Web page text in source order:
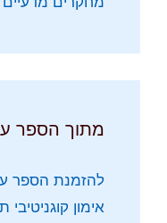
מתוך הספר
להזמנת הספר
אימון קוגניטיבי